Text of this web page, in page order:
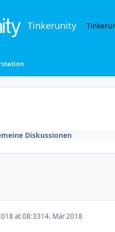
Tinkerunity
Diskussionen
at 08:3314. Mär 2018